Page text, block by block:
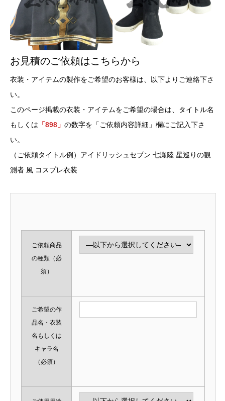
お見積のご依頼はこちらから
衣装・アイテムの製作をご希望のお客様は、以下よりご連絡下さ
い。
このページ掲載の衣装・アイテムをご希望の場合は、タイトル名
もしくは 「898」 の数字を「ご依頼内容詳細」欄にご記入下さ
い。
（ご依頼タイトル例）アイドリッシュセブン 七瀬陸 星巡りの観
測者 風 コスプレ衣装
ご依頼商品
の種類（必
須）
ご希望の作
品名・衣装
名もしくは
キャラ名
（必須）